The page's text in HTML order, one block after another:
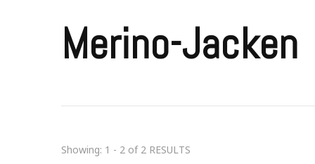
Merino-Jacken
Showing: 1 - 2 of 2 RESULTS